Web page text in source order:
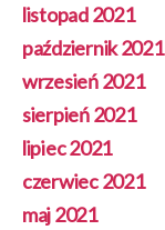
listopad 2021
październik 2021
wrzesień 2021
sierpień 2021
lipiec 2021
czerwiec 2021
maj 2021